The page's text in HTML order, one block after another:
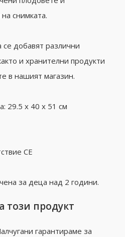
снимката.
се добавят различни
и хранителни продукти
в нашият магазин.
29.5 х 40 х 51 см
CE
за деца над 2 години.
този продукт
гарантираме за